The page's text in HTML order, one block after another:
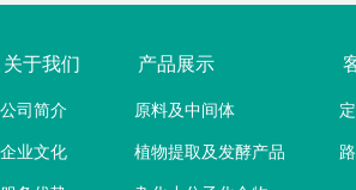
关于我们
公司简介
企业文化
产品展示
原料及中间体
植物提取及发酵产品